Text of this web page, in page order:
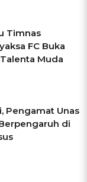
Timnas
FC Buka
Muda
Pengamat Unas
di